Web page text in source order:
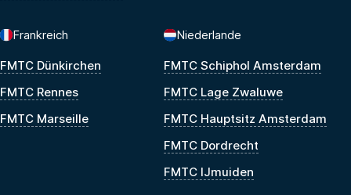
Frankreich
FMTC Dünkirchen
FMTC Rennes
FMTC Marseille
Niederlande
FMTC Schiphol Amsterdam
FMTC Lage Zwaluwe
FMTC Hauptsitz Amsterdam
FMTC Dordrecht
FMTC IJmuiden